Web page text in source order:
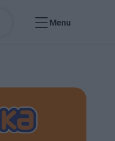
Menu